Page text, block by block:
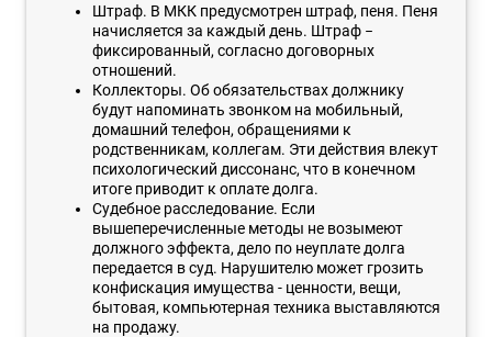
Штраф. В МКК предусмотрен штраф, пеня. Пеня
начисляется за каждый день. Штраф −
фиксированный, согласно договорных
отношений.
Коллекторы. Об обязательствах должнику
будут напоминать звонком на мобильный,
домашний телефон, обращениями к
родственникам, коллегам. Эти действия влекут
психологический диссонанс, что в конечном
итоге приводит к оплате долга.
Судебное расследование. Если
вышеперечисленные методы не возымеют
должного эффекта, дело по неуплате долга
передается в суд. Нарушителю может грозить
конфискация имущества - ценности, вещи,
бытовая, компьютерная техника выставляются
на продажу.